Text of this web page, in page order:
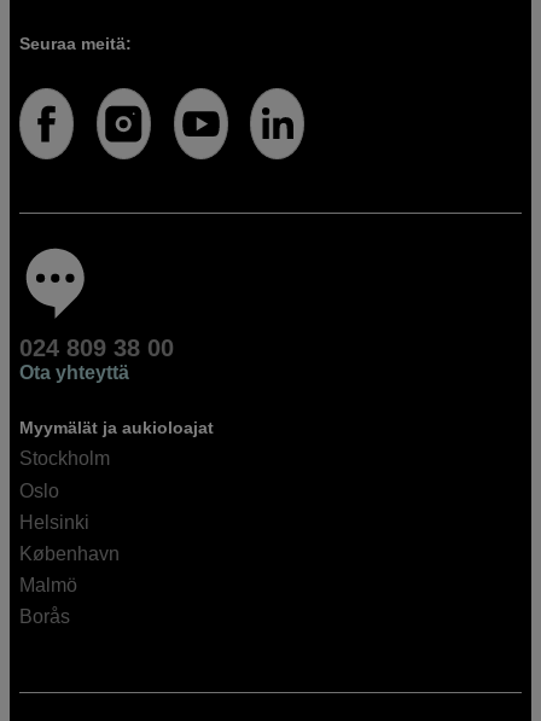
Seuraa meitä:
024 809 38 00
Ota yhteyttä
Myymälät ja aukioloajat
Stockholm
Oslo
Helsinki
København
Malmö
Borås